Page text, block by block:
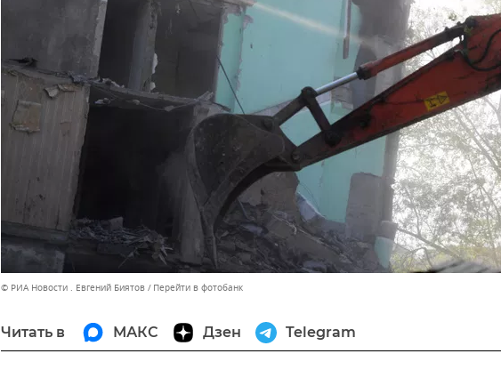
© РИА Новости . Евгений Биятов Перейти в фотобанк
Читать в МАКС Дзен Telegram